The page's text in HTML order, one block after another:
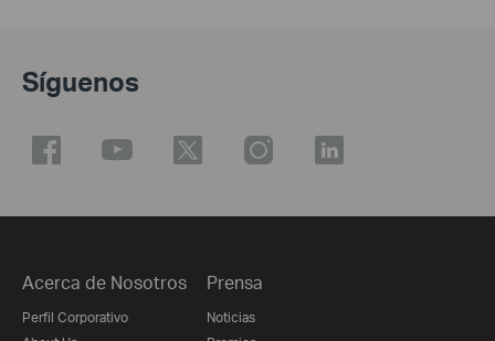
Síguenos
Acerca de Nosotros
Perfil Corporativo
Prensa
Noticias